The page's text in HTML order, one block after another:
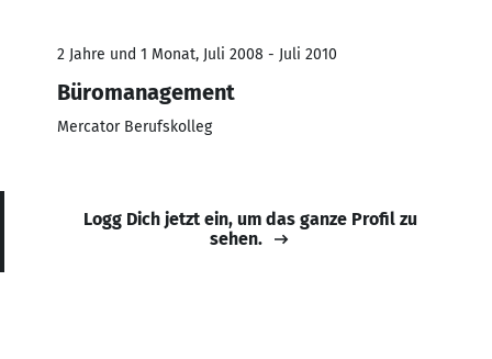
2 Jahre und 1 Monat, Juli 2008 - Juli 2010
Büromanagement
Mercator Berufskolleg
Logg Dich jetzt ein, um das ganze Profil zu
sehen.